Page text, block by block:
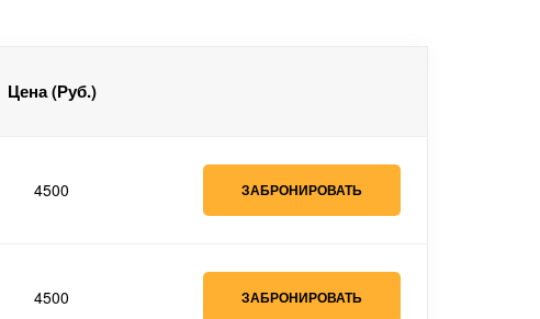
Цена (Руб.)
4500 ЗАБРОНИРОВАТЬ
4500 ЗАБРОНИРОВАТЬ